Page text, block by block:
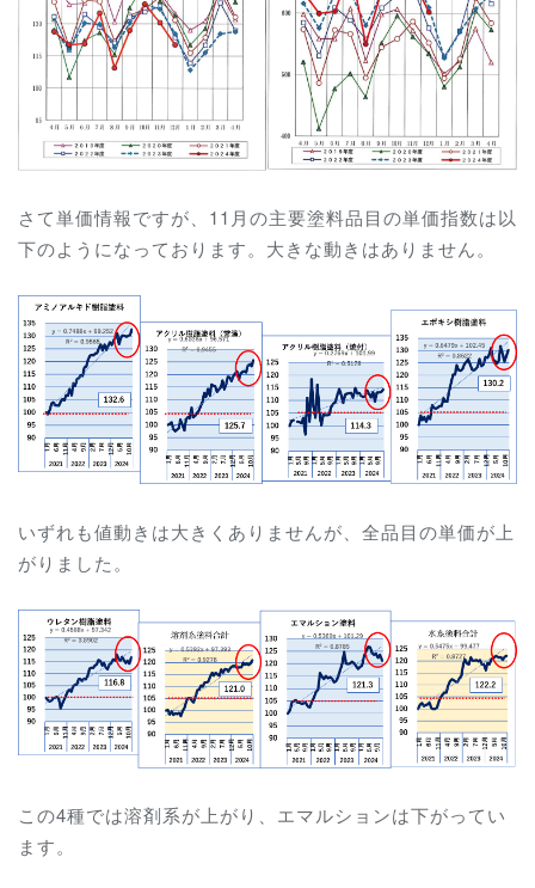
さて単価情報ですが、11月の主要塗料品目の単価指数は以
下のようになっております。大きな動きはありません。
いずれも値動きは大きくありませんが、全品目の単価が上
がりました。
この4種では溶剤系が上がり、エマルションは下がってい
ます。